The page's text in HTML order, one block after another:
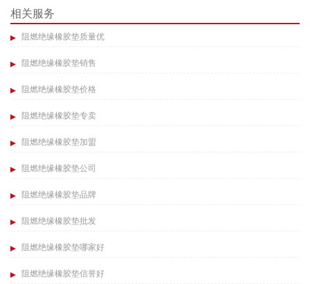
相关服务
阻燃绝缘橡胶垫质量优
阻燃绝缘橡胶垫销售
阻燃绝缘橡胶垫价格
阻燃绝缘橡胶垫专卖
阻燃绝缘橡胶垫加盟
阻燃绝缘橡胶垫公司
阻燃绝缘橡胶垫品牌
阻燃绝缘橡胶垫批发
阻燃绝缘橡胶垫哪家好
阻燃绝缘橡胶垫信誉好